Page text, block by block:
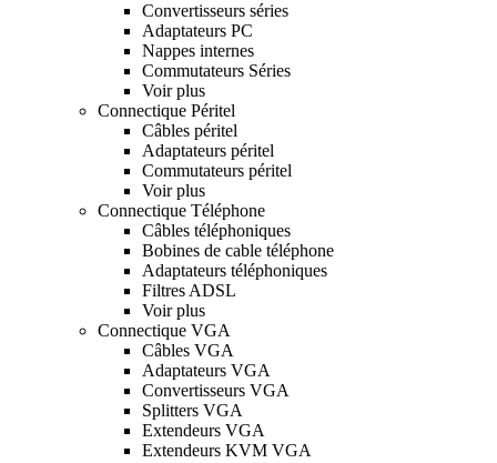
Convertisseurs séries
Adaptateurs PC
Nappes internes
Commutateurs Séries
Voir plus
Connectique Péritel
Câbles péritel
Adaptateurs péritel
Commutateurs péritel
Voir plus
Connectique Téléphone
Câbles téléphoniques
Bobines de cable téléphone
Adaptateurs téléphoniques
Filtres ADSL
Voir plus
Connectique VGA
Câbles VGA
Adaptateurs VGA
Convertisseurs VGA
Splitters VGA
Extendeurs VGA
Extendeurs KVM VGA